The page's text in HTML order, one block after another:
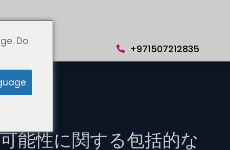
+971507212835
能性に関する包括的な
Do